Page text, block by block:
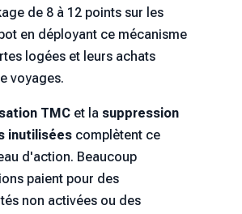
de 8 à 12 points sur les
en déployant ce mécanisme
logées et leurs achats
voyages.
TMCet la suppression
inutiliséescomplètent ce
d'action. Beaucoup
paient pour des
non activées ou des